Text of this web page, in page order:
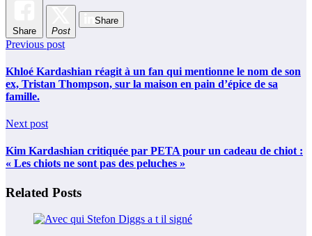
Share Post
Share
Previous post
Khloé Kardashian réagit à un fan qui mentionne le nom de son
ex, Tristan Thompson, sur la maison en pain d’épice de sa
famille.
Next post
Kim Kardashian critiquée par PETA pour un cadeau de chiot :
« Les chiots ne sont pas des peluches »
Related Posts